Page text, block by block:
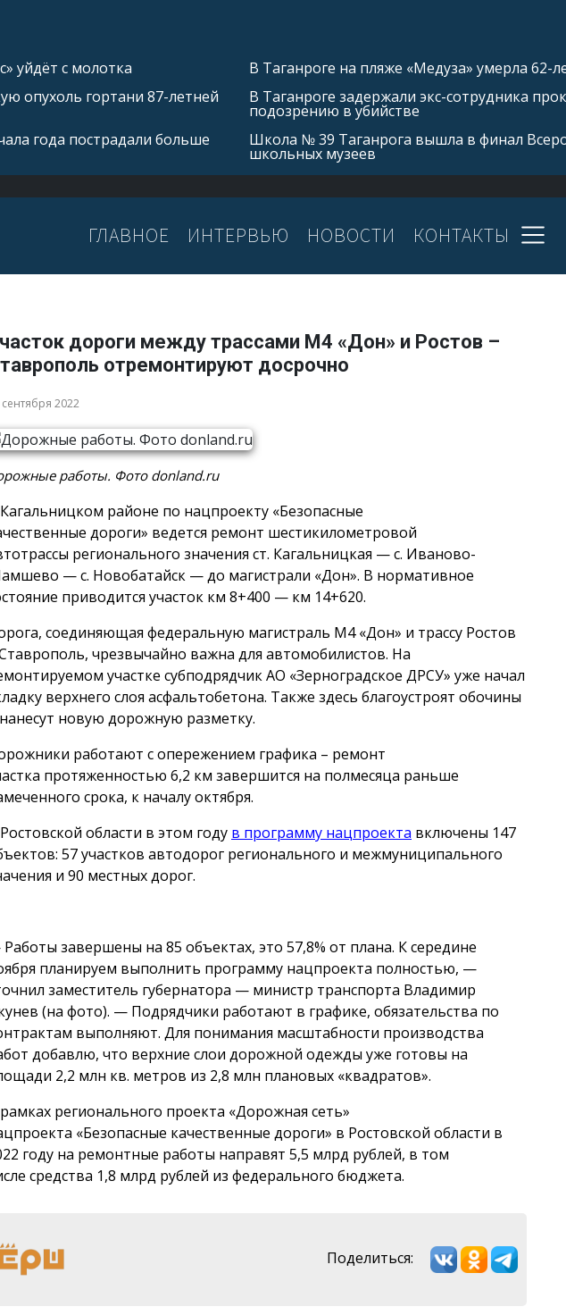
уйдёт с молотка
опухоль гортани 87-летней
года пострадали больше
В Таганроге на пляже «Медуза» умерла 62-
В Таганроге задержали экс-сотрудника
подозрению в убийстве
Школа № 39 Таганрога вышла в финал
школьных музеев
ГЛАВНОЕ ИНТЕРВЬЮ НОВОСТИ КОНТАКТЫ
дороги между трассами М4 «Дон» и Ростов –
отремонтируют досрочно
сентября 2022
работы. Фото donland.ru
районе по нацпроекту «Безопасные
дороги» ведется ремонт шестикилометровой
регионального значения ст. Кагальницкая — с. Иваново-
— с. Новобатайск — до магистрали «Дон». В нормативное
приводится участок км 8+400 — км 14+620.
соединяющая федеральную магистраль М4 «Дон» и трассу Ростов
чрезвычайно важна для автомобилистов. На
участке субподрядчик АО «Зерноградское ДРСУ» уже начал
верхнего слоя асфальтобетона. Также здесь благоустроят обочины
новую дорожную разметку.
работают с опережением графика – ремонт
протяженностью 6,2 км завершится на полмесяца раньше
срока, к началу октября.
области в этом году в программу нацпроекта включены 147
57 участков автодорог регионального и межмуниципального
и 90 местных дорог.
завершены на 85 объектах, это 57,8% от плана. К середине
планируем выполнить программу нацпроекта полностью, —
заместитель губернатора — министр транспорта Владимир
(на фото). — Подрядчики работают в графике, обязательства по
выполняют. Для понимания масштабности производства
добавлю, что верхние слои дорожной одежды уже готовы на
2,2 млн кв. метров из 2,8 млн плановых «квадратов».
регионального проекта «Дорожная сеть»
«Безопасные качественные дороги» в Ростовской области в
году на ремонтные работы направят 5,5 млрд рублей, в том
средства 1,8 млрд рублей из федерального бюджета.
Поделиться: